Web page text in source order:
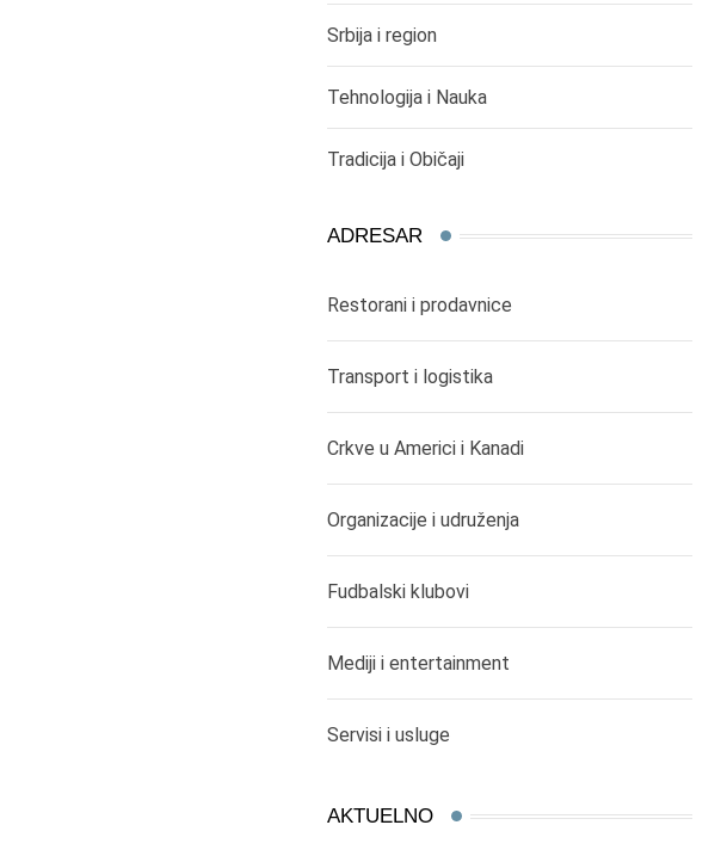
Srbija i region
Tehnologija i Nauka
Tradicija i Običaji
ADRESAR
Restorani i prodavnice
Transport i logistika
Crkve u Americi i Kanadi
Organizacije i udruženja
Fudbalski klubovi
Mediji i entertainment
Servisi i usluge
AKTUELNO